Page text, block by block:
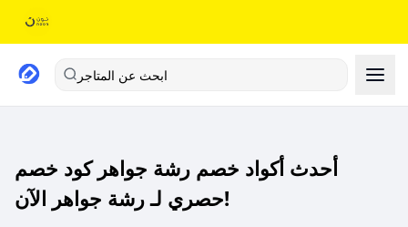
ابحث عن المتاجر
أحدث أكواد خصم رشة جواهر كود خصم
حصري لـ رشة جواهر الآن!